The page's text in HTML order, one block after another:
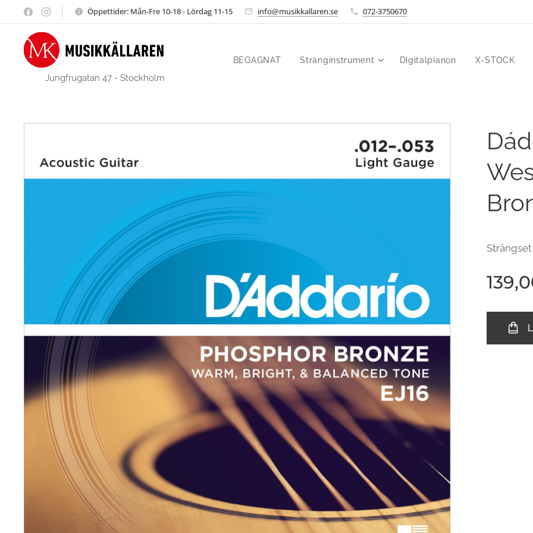
Öppettider: Mån-Fre 10-18 - Lördag 11-15 info@musikkallaren.se 072-3750670
Jungfrugatan 47 - Stockholm
BEGAGNAT Stränginstrument Digitalpianon X-STOCK